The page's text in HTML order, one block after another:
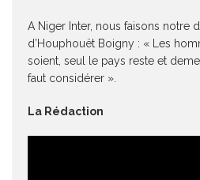
A Niger Inter, nous faisons notre
d’Houphouët Boigny : « Les
soient, seul le pays reste et
faut considérer ».
La Rédaction